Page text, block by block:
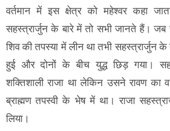
वर्तमान में इस क्षेत्र को महेश्वर कहा
सहस्त्रार्जुन के बारे में तो सभी जानते हैं। जब
शिव की तपस्या में लीन था तभी सहस्त्रार्जुन
हुई और दोनों के बीच युद्ध छिड़ गया।
शक्तिशाली राजा था लेकिन उसने रावण का
ब्राह्मण तपस्वी के भेष में था। राजा
लिया।